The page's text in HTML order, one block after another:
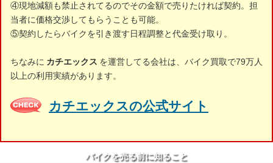
④現地減額も禁止されてるのでその金額で売りたければ契約。担
当者に価格交渉してもらうことも可能。
⑤契約したらバイクを引き渡す日程調整と代金受け取り。
ちなみに カチエックス を運営してる会社は、バイク買取で79万人
以上の利用実績があります。
カチエックスの公式サイト
バイクを売る前に知ること